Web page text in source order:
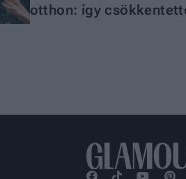
otthon: így
vízhasználatomat